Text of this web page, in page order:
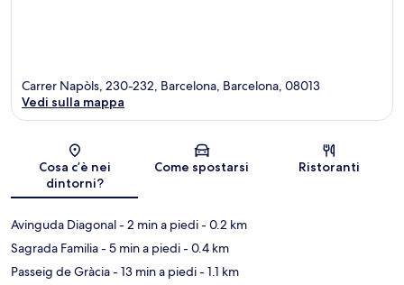
Mappa
Carrer Napòls, 230-232, Barcelona, Barcelona, 08013
Vedi sulla mappa
Cosa c’è nei
dintorni?
Come spostarsi Ristoranti
Avinguda Diagonal- 2 min a piedi- 0.2 km
Sagrada Familia- 5 min a piedi- 0.4 km
Passeig de Gràcia- 13 min a piedi- 1.1 km